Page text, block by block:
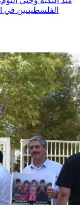
الفلسطينيين في